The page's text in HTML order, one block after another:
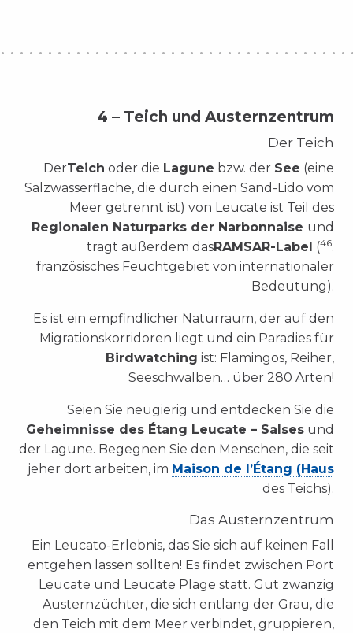
4 – Teich und Austernzentrum
Der Teich
DerTeich oder die Lagune bzw. der See (eine
Salzwasserfläche, die durch einen Sand-Lido vom
Meer getrennt ist) von Leucate ist Teil des
Regionalen Naturparks der Narbonnaise und
trägt außerdem dasRAMSAR-Label (46.
französisches Feuchtgebiet von internationaler
Bedeutung).
Es ist ein empfindlicher Naturraum, der auf den
Migrationskorridoren liegt und ein Paradies für
Birdwatching ist: Flamingos, Reiher,
Seeschwalben… über 280 Arten!
Seien Sie neugierig und entdecken Sie die
Geheimnisse des Étang Leucate – Salses und
der Lagune. Begegnen Sie den Menschen, die seit
jeher dort arbeiten, im Maison de l’Étang (Haus
des Teichs).
Das Austernzentrum
Ein Leucato-Erlebnis, das Sie sich auf keinen Fall
entgehen lassen sollten! Es findet zwischen Port
Leucate und Leucate Plage statt. Gut zwanzig
Austernzüchter, die sich entlang der Grau, die
den Teich mit dem Meer verbindet, gruppieren,